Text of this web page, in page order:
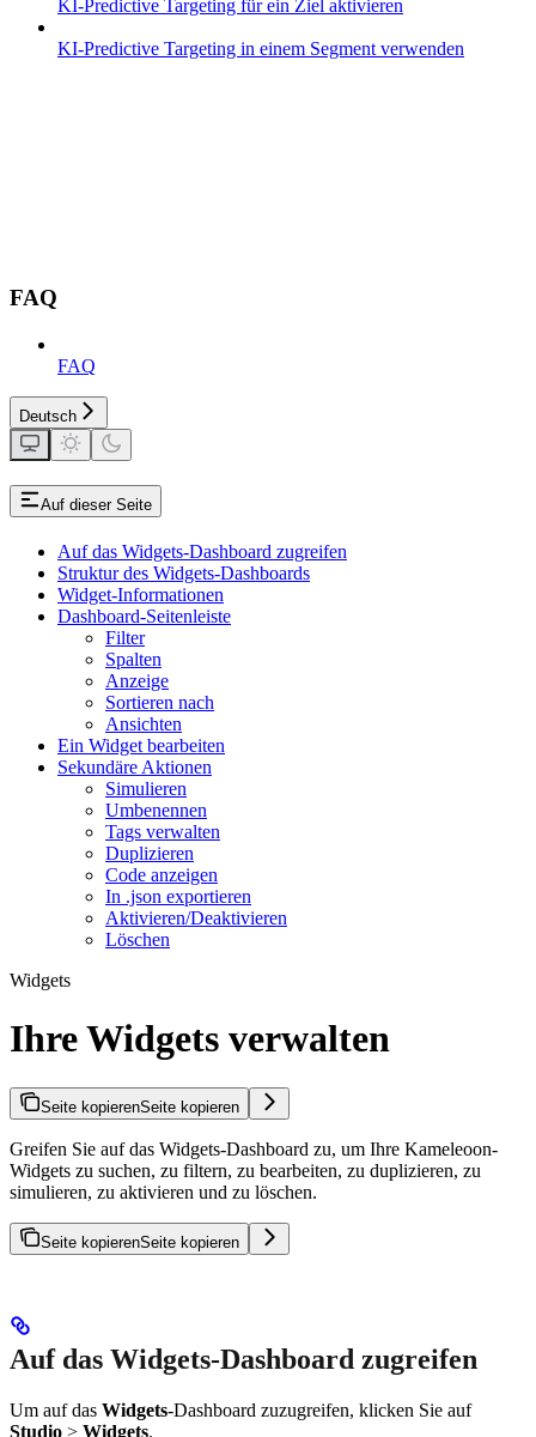
KI-Predictive Targeting für ein Ziel aktivieren
KI-Predictive Targeting in einem Segment verwenden
FAQ
FAQ
Deutsch
Auf dieser Seite
Auf das Widgets-Dashboard zugreifen
Struktur des Widgets-Dashboards
Widget-Informationen
Dashboard-Seitenleiste
Filter
Spalten
Anzeige
Sortieren nach
Ansichten
Ein Widget bearbeiten
Sekundäre Aktionen
Simulieren
Umbenennen
Tags verwalten
Duplizieren
Code anzeigen
In .json exportieren
Aktivieren/Deaktivieren
Löschen
Widgets
Ihre Widgets verwalten
Seite kopierenSeite kopieren
Greifen Sie auf das Widgets-Dashboard zu, um Ihre Kameleoon-
Widgets zu suchen, zu filtern, zu bearbeiten, zu duplizieren, zu
simulieren, zu aktivieren und zu löschen.
Seite kopierenSeite kopieren
Auf das Widgets-Dashboard zugreifen
Um auf das Widgets-Dashboard zuzugreifen, klicken Sie auf
Studio > Widgets.